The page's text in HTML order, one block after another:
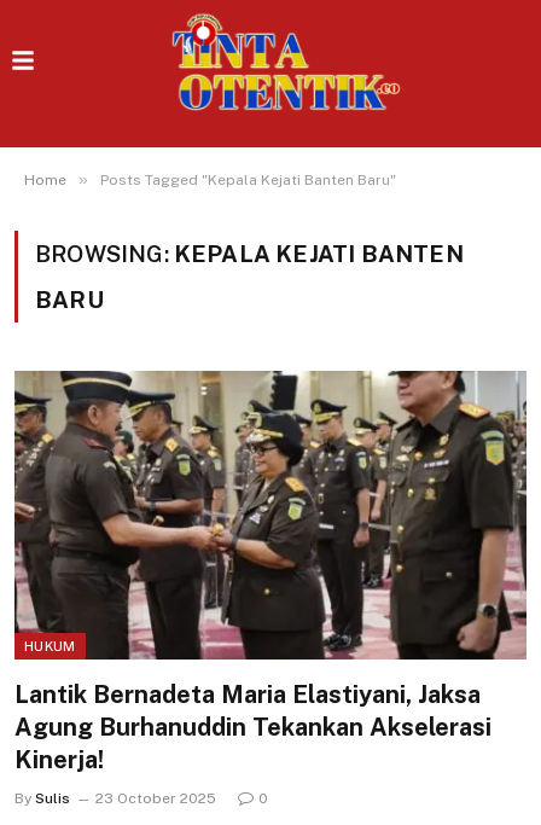
Home » Posts Tagged "Kepala Kejati Banten Baru"
BROWSING: KEPALA KEJATI BANTEN
BARU
HUKUM
Lantik Bernadeta Maria Elastiyani, Jaksa
Agung Burhanuddin Tekankan Akselerasi
Kinerja!
By Sulis 23 October 2025 0